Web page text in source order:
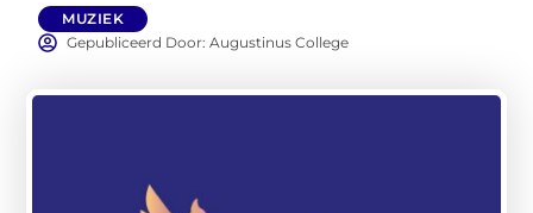
MUZIEK
Gepubliceerd Door: Augustinus College